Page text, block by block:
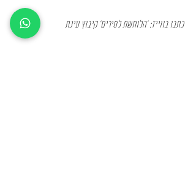
כתבו בווייז: 'הלוחשת לסירים' קיבוץ עינת